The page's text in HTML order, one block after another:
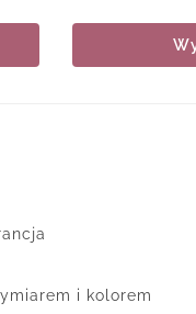
i kolorem